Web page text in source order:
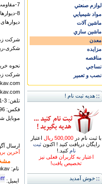
لوازم صنعتي
مواد شيميايي
ماشين آلات
ماشين سازي
معدن
مزايده
مناقصه
نساجي
نصب و تعمير
هدیه ثبت نام !
با ثبت نام در 500,000 ریال
اعتبار
رایگان دریافت کنید ! اکنونثبت
نام کنید.!
اعتبار به کاربران فعلی نیز
تخصیص یافت!
خوش آمدید
7-مقاومت دیوارهای پرلیتی در برابر آتش حدود 8 برابر بیشتر از دیوارهای معمولی می باشد.
8-
شرکت
نحوه
شرکت
تلفن: 3-88385541-021
فکس: 88385096-021
موبایل شرکت:
ارسال آگهی:
آخرین بروز
نام: zaminkav
ایمیل: